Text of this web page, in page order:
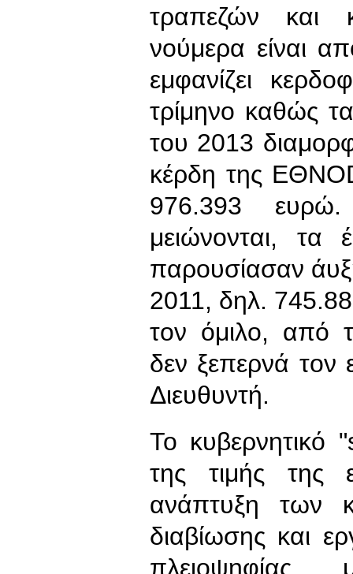
τραπεζών και
νούμερα είναι
εμφανίζει
τρίμηνο καθώς
του 2013
κέρδη της
976.393
μειώνονται, τα
παρουσίασαν
2011, δηλ.
τον όμιλο, από
δεν ξεπερνά τον
Διευθυντή.
Το κυβερνητικό
της τιμής της
ανάπτυξη των
διαβίωσης και